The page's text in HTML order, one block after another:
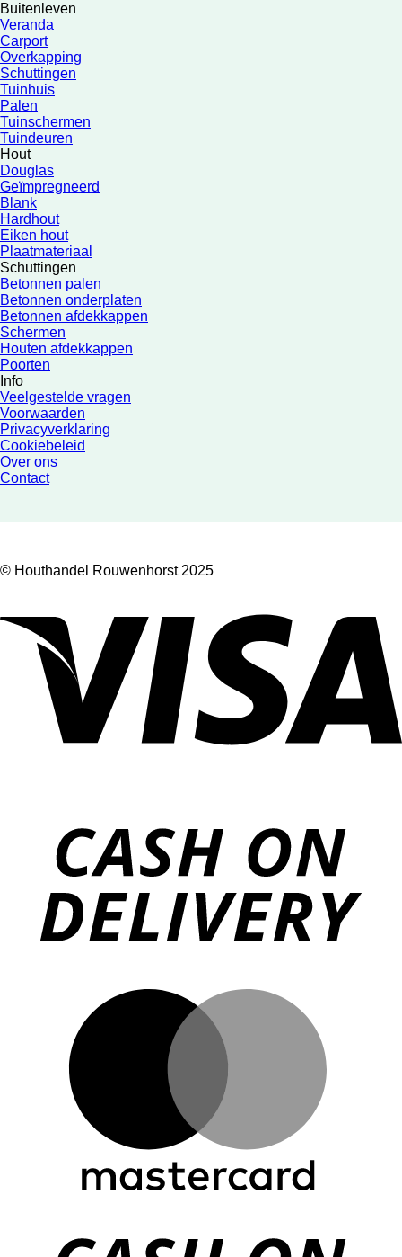
Buitenleven
Veranda
Carport
Overkapping
Schuttingen
Tuinhuis
Palen
Tuinschermen
Tuindeuren
Hout
Douglas
Geïmpregneerd
Blank
Hardhout
Eiken hout
Plaatmateriaal
Schuttingen
Betonnen palen
Betonnen onderplaten
Betonnen afdekkappen
Schermen
Houten afdekkappen
Poorten
Info
Veelgestelde vragen
Voorwaarden
Privacyverklaring
Cookiebeleid
Over ons
Contact
© Houthandel Rouwenhorst 2025